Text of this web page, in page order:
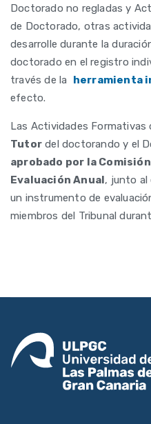
Doctorado no regladas y
de Doctorado, otras
desarrolle durante la
doctorado en el registro
través de la herramienta
efecto.
Las Actividades Formativas
Tutor del doctorando y el
aprobado por la
Evaluación Anual, junto al
un instrumento de
miembros del Tribunal